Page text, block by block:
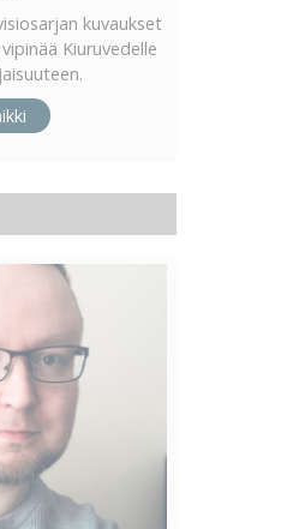
kuvaukset
Kiuruvedelle